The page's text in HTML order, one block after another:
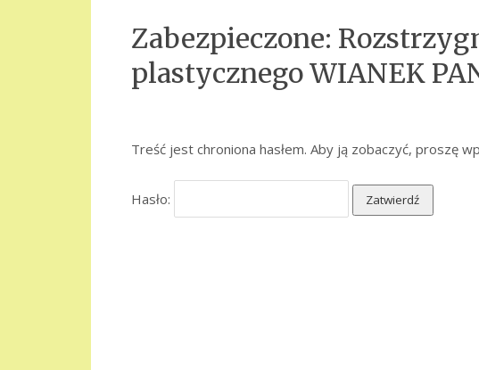
Zabezpieczone:
plastycznego WIANEK
Treść jest chroniona hasłem. Aby ją zobaczyć, proszę
Hasło: